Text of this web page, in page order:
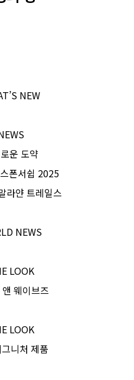
NEW
운 도약
폰서쉽 2025
라얀 트레일스
NEWS
LOOK
웨이브즈
LOOK
니처 제품